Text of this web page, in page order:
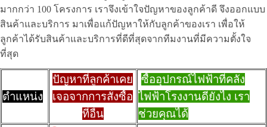
มากกว่า 100 โครงการ เราจึงเข้าใจปัญหาของลูกค้าดี จึงออกแบบ
สินค้าและบริการ มาเพื่อแก้ปัญหาให้กับลูกค้าของเรา เพื่อให้
ลูกค้าได้รับสินค้าและบริการที่ดีที่สุดจากทีมงานที่มีความตั้งใจ
ที่สุด
ตำแหน่ง
ปัญหาที่ลูกค้าเคย
เจอจากการสั่งซื้อ
ที่อื่น
ซื้ออุปกรณ์ไฟฟ้าที่คลัง
ไฟฟ้าโรงงานดียังไง เรา
ช่วยคุณได้